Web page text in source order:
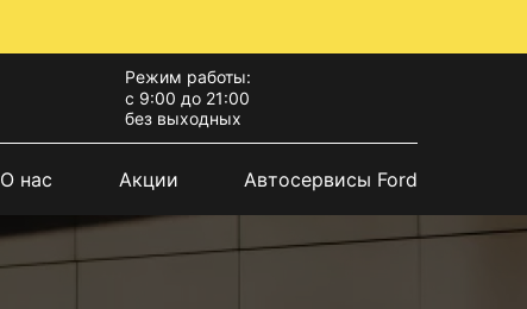
Режим работы:
с 9:00 до 21:00
без выходных
О нас Акции Автосервисы Ford